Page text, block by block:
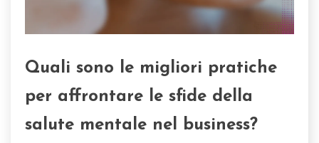
Quali sono le migliori pratiche
per affrontare le sfide della
salute mentale nel business?